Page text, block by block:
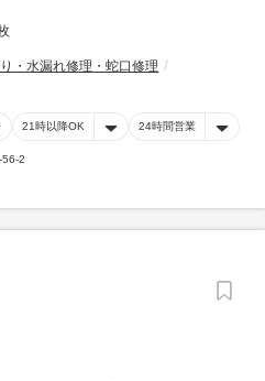
・水漏れ修理・蛇口修理
21時以降OK 24時間営業
56-2